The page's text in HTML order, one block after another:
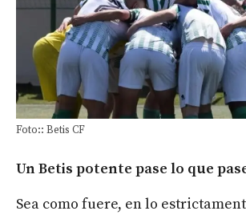
Foto:: Betis CF
Un Betis potente pase lo que
Sea como fuere, en lo